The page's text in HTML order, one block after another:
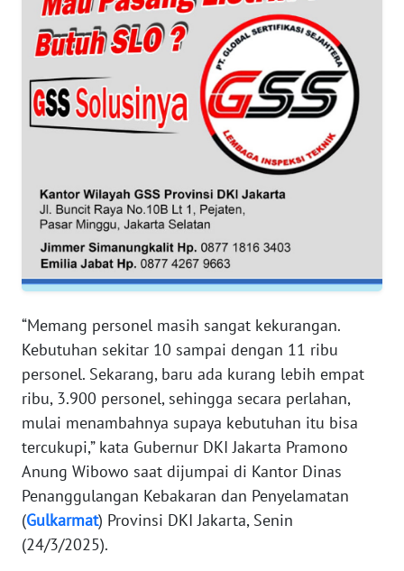
“Memang personel masih sangat kekurangan.
Kebutuhan sekitar 10 sampai dengan 11 ribu
personel. Sekarang, baru ada kurang lebih empat
ribu, 3.900 personel, sehingga secara perlahan,
mulai menambahnya supaya kebutuhan itu bisa
tercukupi,” kata Gubernur DKI Jakarta Pramono
Anung Wibowo saat dijumpai di Kantor Dinas
Penanggulangan Kebakaran dan Penyelamatan
(Gulkarmat) Provinsi DKI Jakarta, Senin
(24/3/2025).
WN
NTT
WN
KEPRI
WN
PAPUA
BARAT
WN
SERAMBI
WN
JAMBI
WN
SULTRA